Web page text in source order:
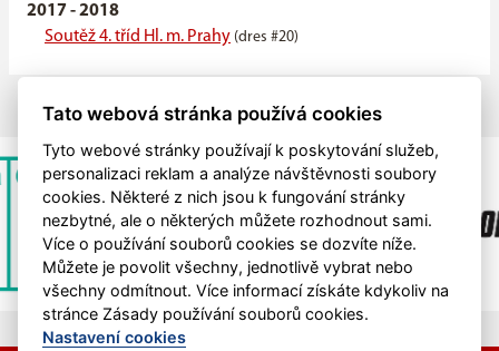
2017 - 2018
Soutěž 4. tříd Hl. m. Prahy (dres #20)
Tato webová stránka používá cookies
Tyto webové stránky používají k poskytování služeb,
personalizaci reklam a analýze návštěvnosti soubory
cookies. Některé z nich jsou k fungování stránky
nezbytné, ale o některých můžete rozhodnout sami.
Více o používání souborů cookies se dozvíte níže.
Můžete je povolit všechny, jednotlivě vybrat nebo
všechny odmítnout. Více informací získáte kdykoliv na
stránce Zásady používání souborů cookies.
Nastavení cookies